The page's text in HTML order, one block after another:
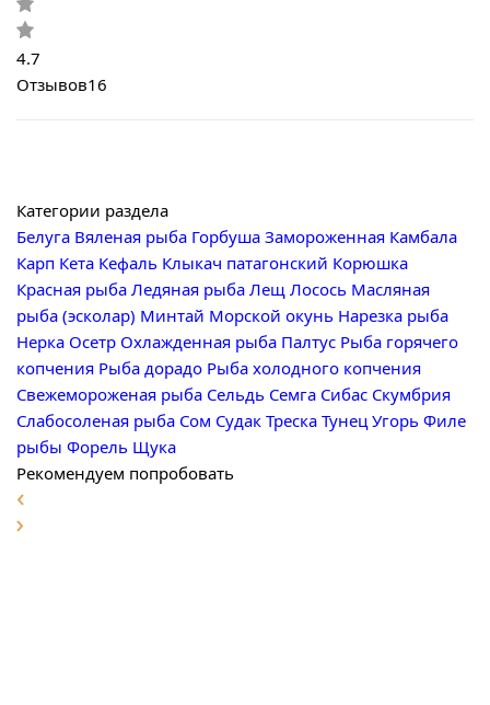
4.7
Отзывов16
Категории раздела
Белуга Вяленая рыба Горбуша Замороженная Камбала
Карп Кета Кефаль Клыкач патагонский Корюшка
Красная рыба Ледяная рыба Лещ Лосось Масляная
рыба (эсколар) Минтай Морской окунь Нарезка рыба
Нерка Осетр Охлажденная рыба Палтус Рыба горячего
копчения Рыба дорадо Рыба холодного копчения
Свежемороженая рыба Сельдь Семга Сибас Скумбрия
Слабосоленая рыба Сом Судак Треска Тунец Угорь Филе
рыбы Форель Щука
Рекомендуем попробовать